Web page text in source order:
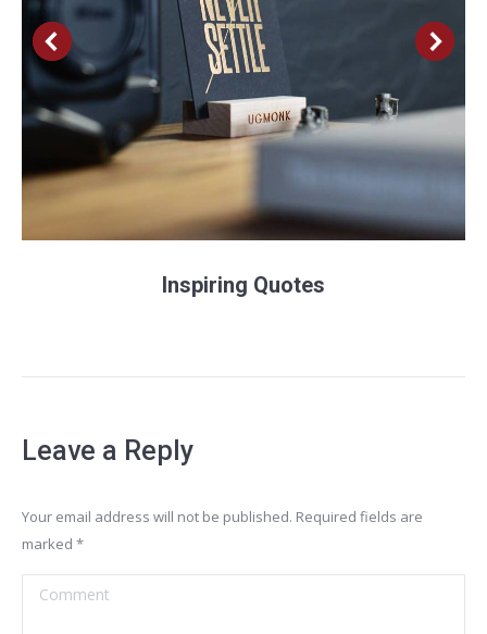
Inspiring Quotes
Leave a Reply
Your email address will not be published. Required fields are
marked *
Comment